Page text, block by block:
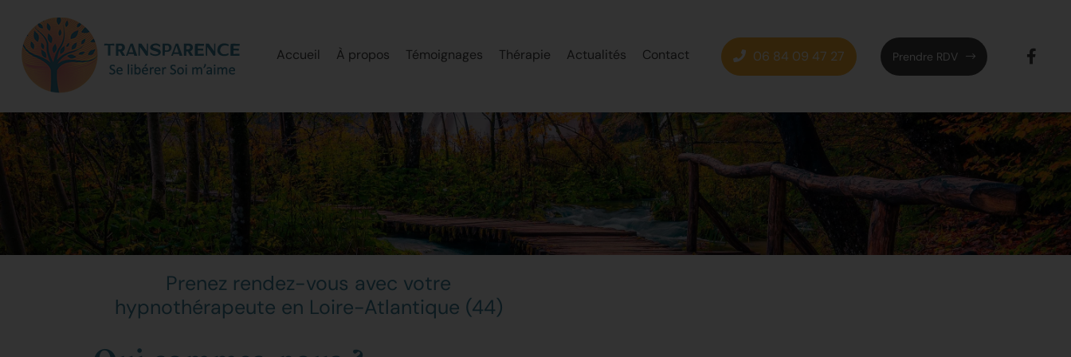
06 84 09 47 27
Accueil À propos Témoignages Thérapie Actualités Contact Prendre RDV
Prenez rendez-vous avec votre
hypnothérapeute en Loire-Atlantique (44)